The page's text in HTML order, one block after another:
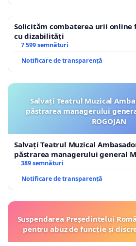
Solicităm combaterea urii online
cu dizabilități
7 599 semnături
Notificare de transparență
Salvați Teatrul Muzical
păstrarea managerului
ROGOJAN
Salvați Teatrul Muzical
păstrarea managerului general
ROGOJAN
389 semnături
Notificare de transparență
Suspendarea Președintelui
pentru abuz de funcție și